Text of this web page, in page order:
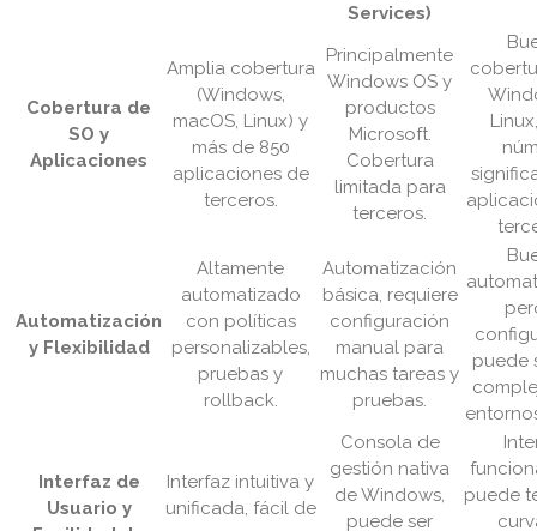
Services)
Cobertura de
SO y
Aplicaciones
Amplia cobertura
(Windows,
macOS, Linux) y
más de 850
aplicaciones de
terceros.
Principalmente
Windows OS y
productos
Microsoft.
Cobertura
limitada para
terceros.
Automatización
y Flexibilidad
Altamente
automatizado
con políticas
personalizables,
pruebas y
rollback.
Automatización
básica, requiere
configuración
manual para
muchas tareas y
pruebas.
puede
Interfaz de
Usuario y
Interfaz intuitiva y
unificada, fácil de
Consola de
gestión nativa
de Windows,
puede ser
puede